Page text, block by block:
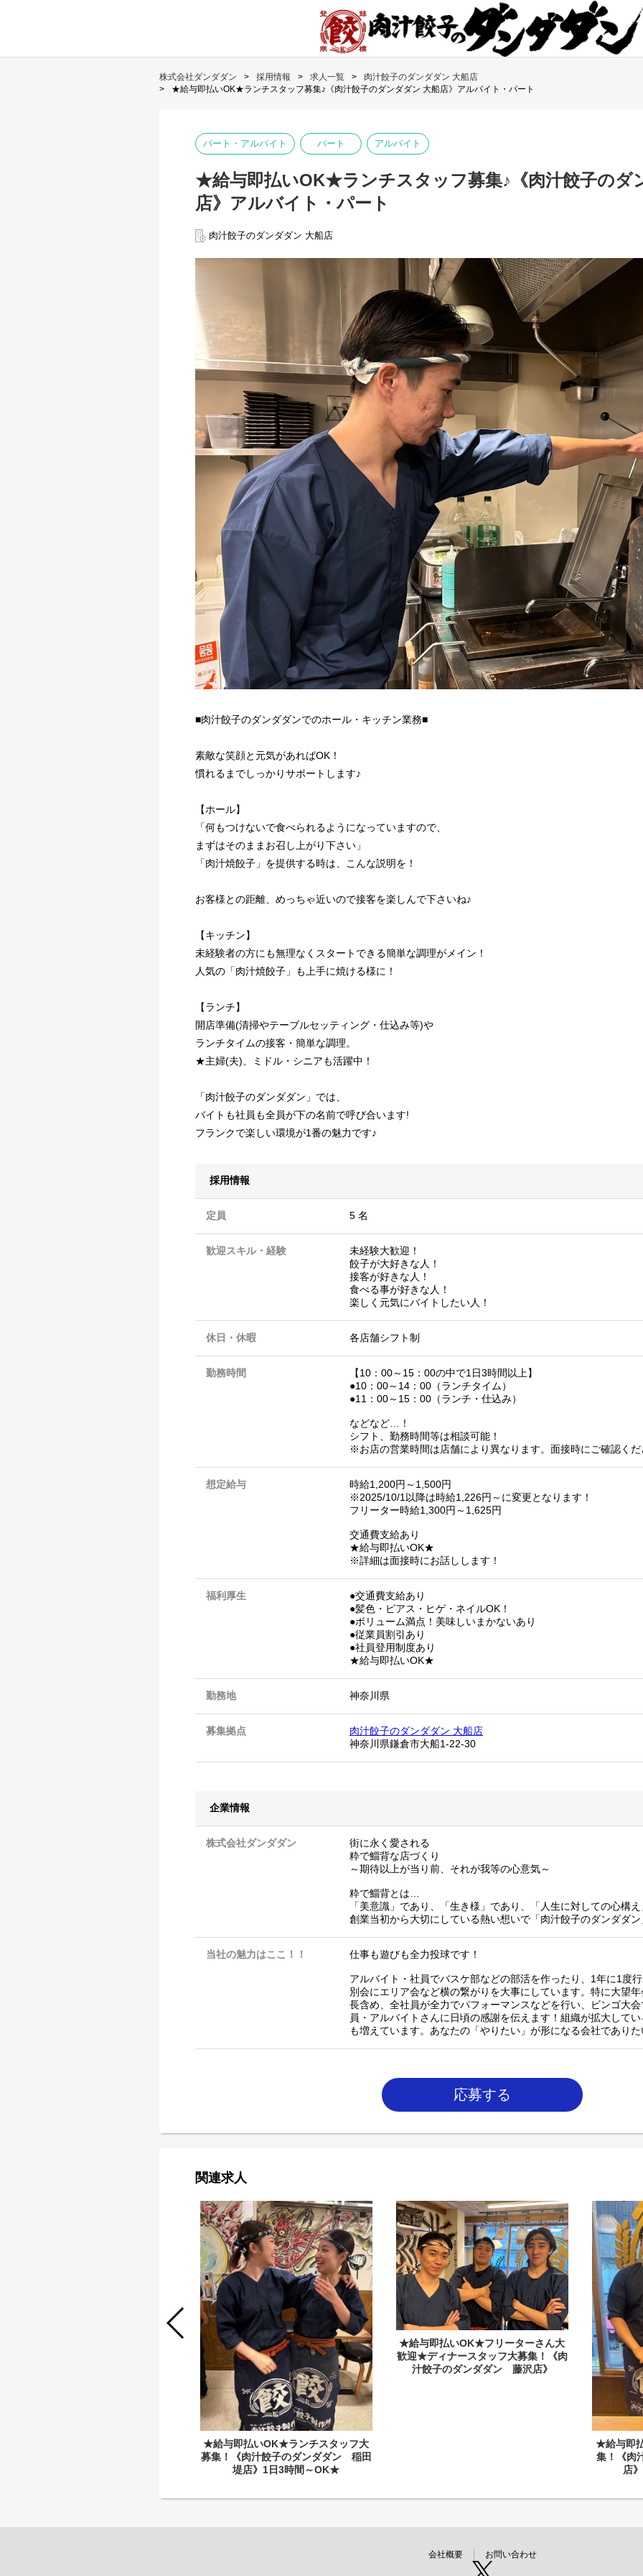
株式会社ダンダダン 採用情報 求人一覧
肉汁餃子のダンダダン 大船店
★給与即払いOK★ランチスタッフ募集♪《肉汁餃子のダンダダン 大船店》アルバイト・パート
パート・アルバイト パート アルバイト
★給与即払いOK★ランチスタッフ募集♪《肉汁餃子のダ
店》アルバイト・パート
肉汁餃子のダンダダン 大船店
■肉汁餃子のダンダダンでのホール・キッチン業務■
素敵な笑顔と元気があればOK！
慣れるまでしっかりサポートします♪
【ホール】
「何もつけないで食べられるようになっていますので、
まずはそのままお召し上がり下さい」
「肉汁焼餃子」を提供する時は、こんな説明を！
お客様との距離、めっちゃ近いので接客を楽しんで下さいね♪
【キッチン】
未経験者の方にも無理なくスタートできる簡単な調理がメイン！
人気の「肉汁焼餃子」も上手に焼ける様に！
【ランチ】
開店準備(清掃やテーブルセッティング・仕込み等)や
ランチタイムの接客・簡単な調理。
★主婦(夫)、ミドル・シニアも活躍中！
「肉汁餃子のダンダダン」では、
バイトも社員も全員が下の名前で呼び合います!
フランクで楽しい環境が1番の魅力です♪
採用情報
定員 5 名
歓迎スキル・経験
未経験大歓迎！
餃子が大好きな人！
接客が好きな人！
食べる事が好きな人！
楽しく元気にバイトしたい人！
休日・休暇 各店舗シフト制
勤務時間
【10：00～15：00の中で1日3時間以上】
●10：00～14：00（ランチタイム）
●11：00～15：00（ランチ・仕込み）
などなど…！
シフト、勤務時間等は相談可能！
※お店の営業時間は店舗により異なります。面接時にご確認くだ
想定給与
時給1,200円～1,500円
※2025/10/1以降は時給1,226円～に変更となります！
フリーター時給1,300円～1,625円
交通費支給あり
★給与即払いOK★
※詳細は面接時にお話しします！
福利厚生
●交通費支給あり
●髪色・ピアス・ヒゲ・ネイルOK！
●ボリューム満点！美味しいまかないあり
●従業員割引あり
●社員登用制度あり
★給与即払いOK★
勤務地 神奈川県
募集拠点
肉汁餃子のダンダダン 大船店
神奈川県鎌倉市大船1-22-30
企業情報
株式会社ダンダダン
街に永く愛される
粋で鯔背な店づくり
～期待以上が当り前、それが我等の心意気～
粋で鯔背とは…
「美意識」であり、「生き様」であり、「人生に対しての心構
創業当初から大切にしている熱い想いで「肉汁餃子のダンダダ
当社の魅力はここ！！ 仕事も遊びも全力投球です！
アルバイト・社員でバスケ部などの部活を作ったり、1年に1度
別会にエリア会など横の繋がりを大事にしています。特に大望
長含め、全社員が全力でパフォーマンスなどを行い、ビンゴ大
員・アルバイトさんに日頃の感謝を伝えます！組織が拡大して
も増えています。あなたの「やりたい」が形になる会社であり
応募する
関連求人
★給与即払いOK★ランチスタッフ大
募集！《肉汁餃子のダンダダン 稲田
堤店》1日3時間～OK★
★給与即払いOK★フリーターさん大
歓迎★ディナースタッフ大募集！《肉
汁餃子のダンダダン 藤沢店》
★給与即
集！《肉
店
会社概要 お問い合わせ